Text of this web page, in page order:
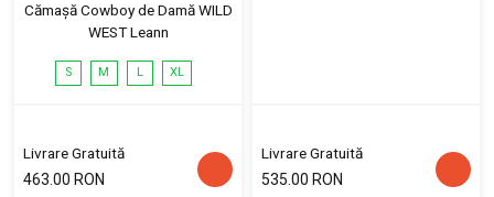
Cămașă Cowboy de Damă WILD
WEST Leann
S M L XL
Livrare Gratuită
463.00 RON
Livrare Gratuită
535.00 RON